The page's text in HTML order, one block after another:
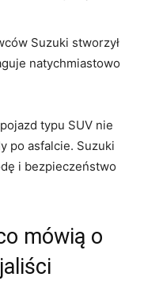
Suzuki stworzył
natychmiastowo
typu SUV nie
po asfalcie. Suzuki
i bezpieczeństwo
mówią o